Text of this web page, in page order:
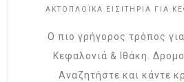
ΑΚΤΟΠΛΟΪΚΑ ΕΙΣΙΤΗΡΙΑ ΓΙΑ
Ο πιο γρήγορος τρόπος
Κεφαλονιά & Ιθάκη.
Αναζητήστε και κάντε